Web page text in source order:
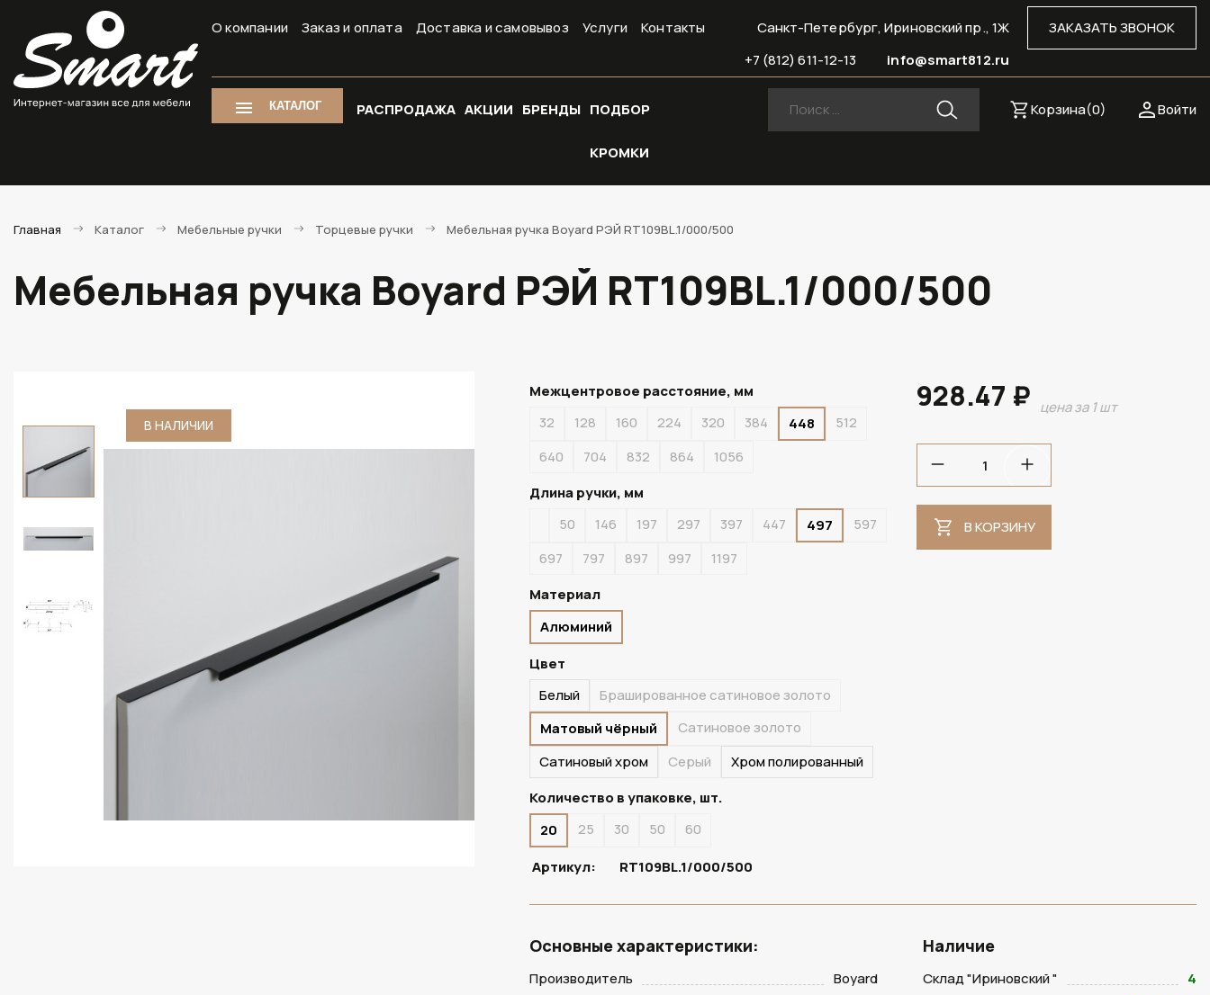
О компании Заказ и оплата Доставка и самовывоз Услуги Контакты ЗАКАЗАТЬ ЗВОНОК
Санкт-Петербург, Ириновский пр., 1Ж
info@smart812.ru
+7 (812) 611-12-13
КАТАЛОГ РАСПРОДАЖА АКЦИИ БРЕНДЫ ПОДБОР
КРОМКИ
Войти
Корзина(0)
Главная Каталог Мебельные ручки Торцевые ручки Мебельная ручка Boyard РЭЙ RT109BL.1/000/500
Мебельная ручка Boyard РЭЙ RT109BL.1/000/500
В НАЛИЧИИ В НАЛИЧИИ
Межцентровое расстояние, мм
32
128 160 224 320 384 448
512
640
704 832 864
1056
Длина ручки, мм
50
146 197 297 397 447 497
597
697
797 897 997
1197
Материал
Алюминий
Цвет
Белый
Брашированное сатиновое золото
Матовый чёрный
Сатиновое золото
Сатиновый хром
Серый
Хром полированный
Количество в упаковке, шт.
20
25 30 50
60
Артикул:
RT109BL.1/000/500
928.47 ₽ цена за 1 шт
В КОРЗИНУ
Основные характеристики:
Производитель
Boyard
Наличие
Склад "Ириновский "
4